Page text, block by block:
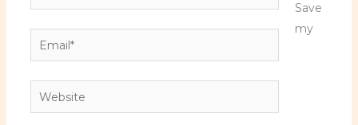
Email*
Website
Save
my